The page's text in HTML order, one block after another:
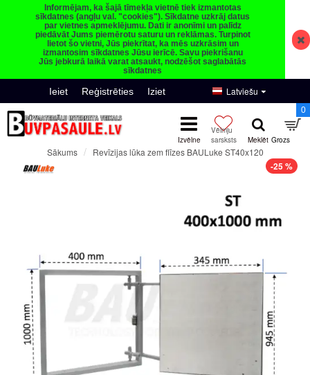
Informējam, ka šajā tīmekļa vietnē tiek izmantotas
sīkdatnes (angļu val. "cookies"). Sīkdatne uzkrāj datus
par vietnes apmeklējumu. Dati ir anonīmi un palīdz
piedāvāt Jums piemērotu saturu un reklāmas. Turpinot
lietot šo vietni, Jūs piekrītat, ka mēs uzkrāsim un
izmantosim sīkdatnes Jūsu ierīcē. Savu piekrišanu
Jūs jebkurā laikā varat atsaukt, nodzēšot saglabātās
sīkdatnes
Ieiet Reģistrēties Iziet Latviešu
0
Sākums Revīzijas lūka zem flīzes BAULuke ST40x120
-25 %